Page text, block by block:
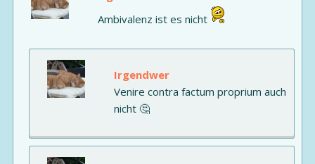
Ambivalenz ist es nicht
Irgendwer
Venire contra factum proprium auch
nicht 🤔